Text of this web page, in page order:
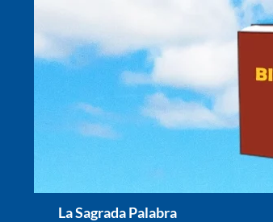
contenido
La Sagrada Palabra